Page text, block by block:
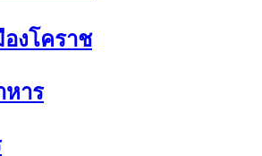
องโคราช
หาร